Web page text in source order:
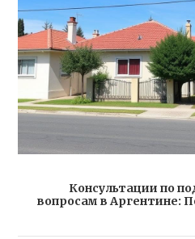
Консультации по
вопросам в Аргентине: